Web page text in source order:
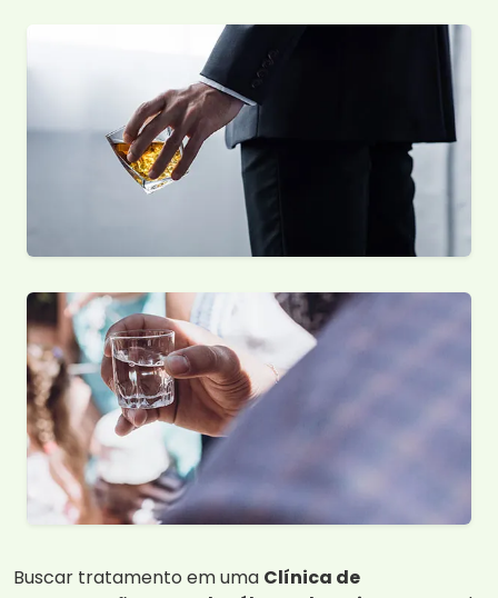
Buscar tratamento em uma Clínica de